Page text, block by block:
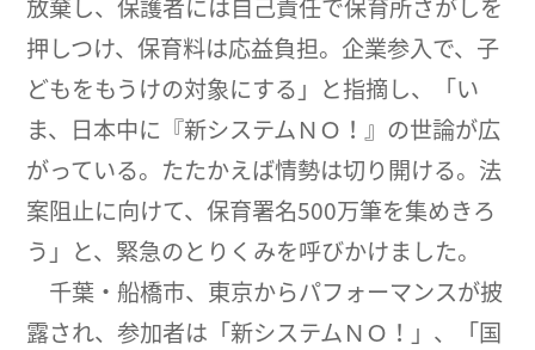
押しつけ、保育料は応益負担。企業参入で、子
どもをもうけの対象にする」と指摘し、「い
ま、日本中に『新システムＮＯ！』の世論が広
がっている。たたかえば情勢は切り開ける。法
案阻止に向けて、保育署名500万筆を集めきろ
う」と、緊急のとりくみを呼びかけました。
千葉・船橋市、東京からパフォーマンスが披
露され、参加者は「新システムＮＯ！」、「国